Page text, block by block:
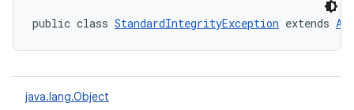
public class StandardIntegrityException extends
java.lang.Object